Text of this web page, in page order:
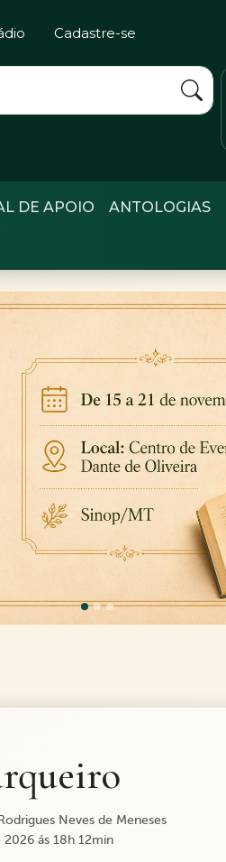
Cadastre-se
DE APOIO ANTOLOGIAS
Neves de Meneses
ás 18h 12min